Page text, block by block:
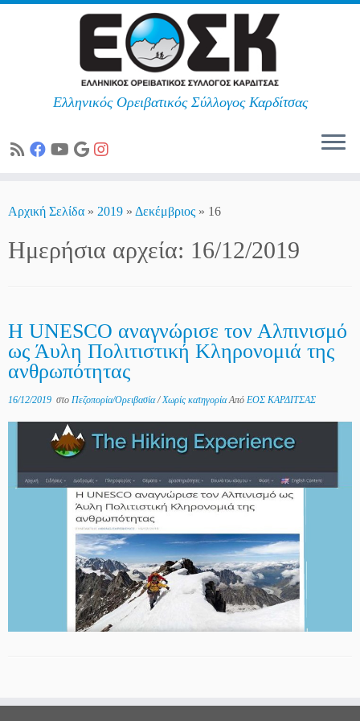
Ελληνικός Ορειβατικός Σύλλογος Καρδίτσας
Αρχική Σελίδα » 2019 » Δεκέμβριος » 16
Ημερήσια αρχεία: 16/12/2019
Η UNESCO αναγνώρισε τον Αλπινισμό
ως Άυλη Πολιτιστική Κληρονομιά της
ανθρωπότητας
16/12/2019 στο Πεζοπορία/Ορειβασία/Χωρίς κατηγορίαΑπό ΕΟΣ ΚΑΡΔΙΤΣΑΣ